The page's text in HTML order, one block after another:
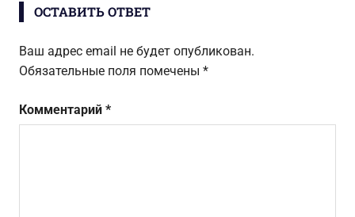
ОСТАВИТЬ ОТВЕТ
Ваш адрес email не будет опубликован.
Обязательные поля помечены *
Комментарий *